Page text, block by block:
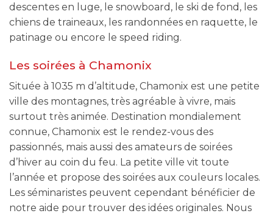
descentes en luge, le snowboard, le ski de fond, les
chiens de traineaux, les randonnées en raquette, le
patinage ou encore le speed riding.
Les soirées à Chamonix
Située à 1035 m d’altitude, Chamonix est une petite
ville des montagnes, très agréable à vivre, mais
surtout très animée. Destination mondialement
connue, Chamonix est le rendez-vous des
passionnés, mais aussi des amateurs de soirées
d’hiver au coin du feu. La petite ville vit toute
l’année et propose des soirées aux couleurs locales.
Les séminaristes peuvent cependant bénéficier de
notre aide pour trouver des idées originales. Nous